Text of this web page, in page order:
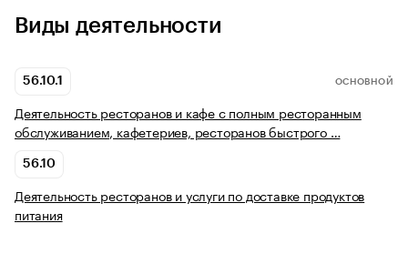
Виды деятельности
56.10.1 ОСНОВНОЙ
Деятельность ресторанов и кафе с полным ресторанным
обслуживанием, кафетериев, ресторанов быстрого …
56.10
Деятельность ресторанов и услуги по доставке продуктов
питания